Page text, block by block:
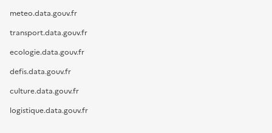
meteo.data.gouv.fr
transport.data.gouv.fr
ecologie.data.gouv.fr
defis.data.gouv.fr
culture.data.gouv.fr
logistique.data.gouv.fr